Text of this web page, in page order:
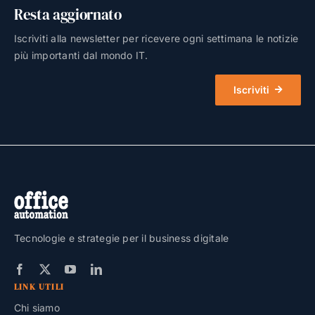
Resta aggiornato
Iscriviti alla newsletter per ricevere ogni settimana le notizie
più importanti dal mondo IT.
Iscriviti
Tecnologie e strategie per il business digitale
LINK UTILI
Chi siamo